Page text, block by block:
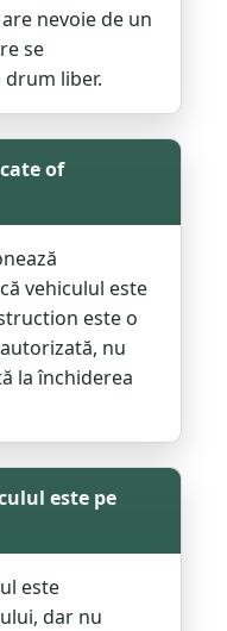
nevoie de un
se
liber.
of
vehiculul este
este o
nu
la închiderea
este pe
este
dar nu